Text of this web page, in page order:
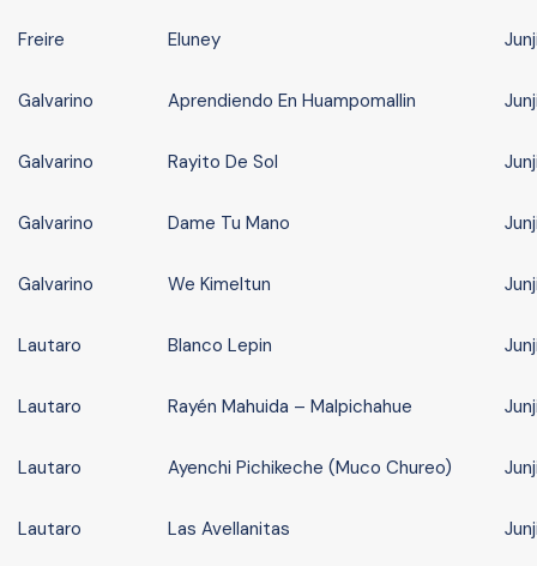
Freire Eluney
Galvarino Aprendiendo En Huampomallin
Galvarino Rayito De Sol
Galvarino Dame Tu Mano
Galvarino We Kimeltun
Lautaro Blanco Lepin
Lautaro Rayén Mahuida – Malpichahue
Lautaro Ayenchi Pichikeche (Muco Chureo)
Lautaro Las Avellanitas